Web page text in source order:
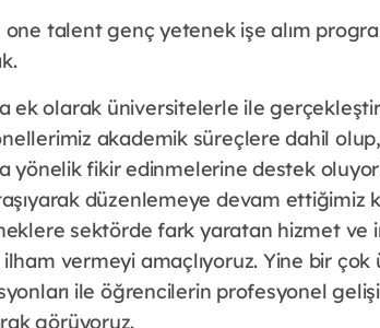
talent genç yetenek işe alım
ek olarak üniversitelerle ile
akademik süreçlere dahil
yönelik fikir edinmelerine destek
düzenlemeye devam ettiğimiz
sektörde fark yaratan hizmet ve
ilham vermeyi amaçlıyoruz. Yine bir
ile öğrencilerin profesyonel
görüyoruz.